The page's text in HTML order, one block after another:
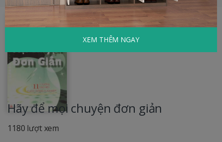
Hãy để mọi chuyện đơn giản
1180 lượt xem
XEM THÊM NGAY